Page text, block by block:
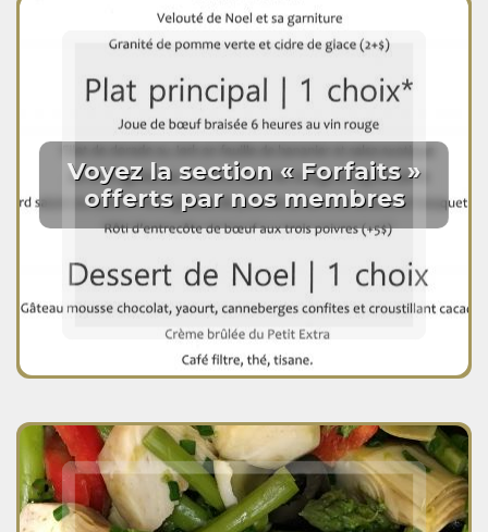
Voyez la section « Forfaits »
offerts par nos membres